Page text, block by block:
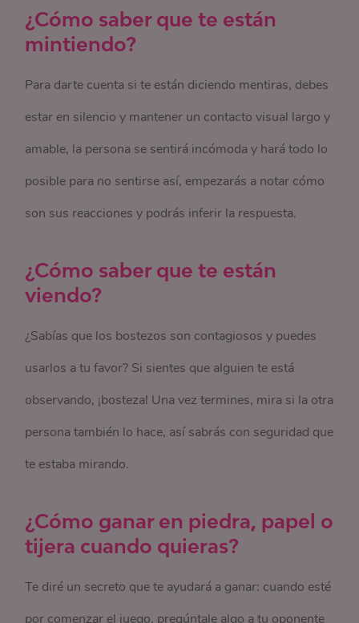
¿Cómo saber que te están
mintiendo?
Para darte cuenta si te están diciendo mentiras, debes
estar en silencio y mantener un contacto visual largo y
amable, la persona se sentirá incómoda y hará todo lo
posible para no sentirse así, empezarás a notar cómo
son sus reacciones y podrás inferir la respuesta.
¿Cómo saber que te están
viendo?
¿Sabías que los bostezos son contagiosos y puedes
usarlos a tu favor? Si sientes que alguien te está
observando, ¡bosteza! Una vez termines, mira si la otra
persona también lo hace, así sabrás con seguridad que
te estaba mirando.
¿Cómo ganar en piedra, papel o
tijera cuando quieras?
Te diré un secreto que te ayudará a ganar: cuando esté
por comenzar el juego, pregúntale algo a tu oponente